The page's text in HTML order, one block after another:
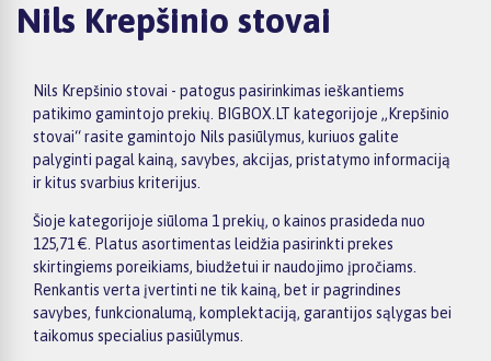
Nils Krepšinio stovai
Nils Krepšinio stovai - patogus pasirinkimas ieškantiems
patikimo gamintojo prekių. BIGBOX.LT kategorijoje „Krepšinio
stovai“ rasite gamintojo Nils pasiūlymus, kuriuos galite
palyginti pagal kainą, savybes, akcijas, pristatymo informaciją
ir kitus svarbius kriterijus.
Šioje kategorijoje siūloma 1 prekių, o kainos prasideda nuo
125,71 €. Platus asortimentas leidžia pasirinkti prekes
skirtingiems poreikiams, biudžetui ir naudojimo įpročiams.
Renkantis verta įvertinti ne tik kainą, bet ir pagrindines
savybes, funkcionalumą, komplektaciją, garantijos sąlygas bei
taikomus specialius pasiūlymus.